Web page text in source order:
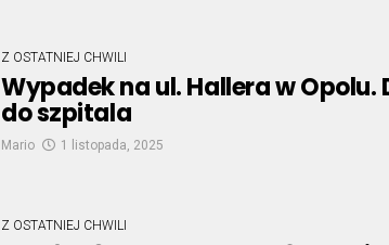
Z OSTATNIEJ CHWILI
Wypadek na ul. Hallera w Opolu.
do szpitala
Mario 1 listopada, 2025
Z OSTATNIEJ CHWILI